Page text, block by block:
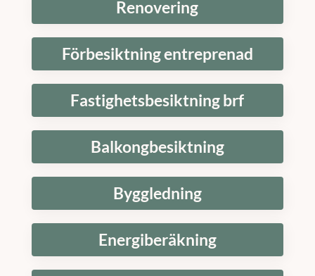
Renovering
Förbesiktning entreprenad
Fastighetsbesiktning brf
Balkongbesiktning
Byggledning
Energiberäkning